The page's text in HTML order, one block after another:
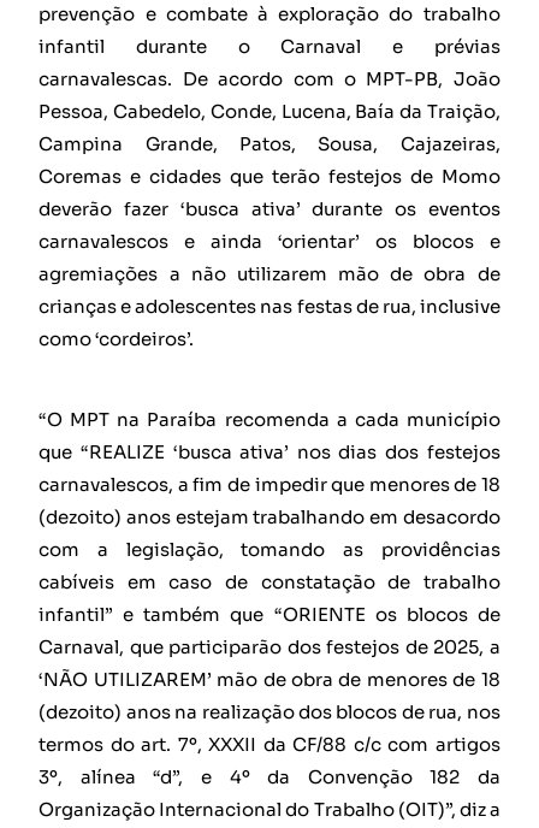
prevenção e combate à exploração do trabalho
infantil durante o Carnaval e prévias
carnavalescas. De acordo com o MPT-PB, João
Pessoa, Cabedelo, Conde, Lucena, Baía da Traição,
Campina Grande, Patos, Sousa, Cajazeiras,
Coremas e cidades que terão festejos de Momo
deverão fazer ‘busca ativa’ durante os eventos
carnavalescos e ainda ‘orientar’ os blocos e
agremiações a não utilizarem mão de obra de
crianças e adolescentes nas festas de rua, inclusive
como ‘cordeiros’.
“O MPT na Paraíba recomenda a cada município
que “REALIZE ‘busca ativa’ nos dias dos festejos
carnavalescos, a fim de impedir que menores de 18
(dezoito) anos estejam trabalhando em desacordo
com a legislação, tomando as providências
cabíveis em caso de constatação de trabalho
infantil” e também que “ORIENTE os blocos de
Carnaval, que participarão dos festejos de 2025, a
‘NÃO UTILIZAREM’ mão de obra de menores de 18
(dezoito) anos na realização dos blocos de rua, nos
termos do art. 7º, XXXII da CF/88 c/c com artigos
3º, alínea “d”, e 4º da Convenção 182 da
Organização Internacional do Trabalho (OIT)”, diz a